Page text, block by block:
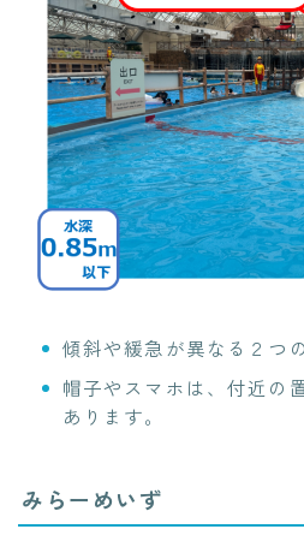
傾斜や緩急が異なる２つ
帽子やスマホは、付近の
あります。
みらーめいず